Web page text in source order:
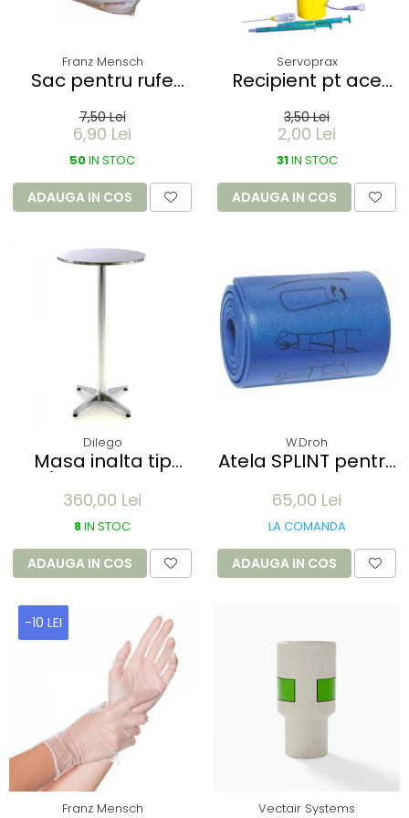
Franz Mensch
Sac pentru rufe
in apa - 60 litri -
66x84 cm / 17 my
7,50 Lei
6,90 Lei
50IN STOC
ADAUGA IN COS
Servoprax
Recipient pt ace
de buzunar 150 ml
3,50 Lei
2,00 Lei
31IN STOC
ADAUGA IN COS
Dilego
Masa inalta tip
60x115cm - aluminiu
optic crom
360,00 Lei
8IN STOC
ADAUGA IN COS
W.Droh
Atela SPLINT pentru
- refolosibila,
impermeabila,
radio-transparenta
- rola 100x11 cm
65,00 Lei
LA COMANDA
ADAUGA IN COS
-10 LEI
Franz Mensch Vectair Systems